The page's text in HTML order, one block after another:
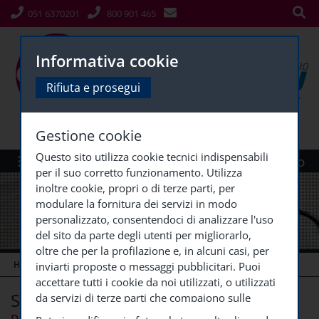
Menù Siti Gruppo
051 6370201 800 901 465
HOME NEWS FORMAZIONE SEGRETERIA DI STUDIO ...
Segreteria di studio medico
Informativa cookie
Rifiuta e prosegui
Gestione cookie
Questo sito utilizza cookie tecnici indispensabili
per il suo corretto funzionamento. Utilizza
inoltre cookie, propri o di terze parti, per
modulare la fornitura dei servizi in modo
personalizzato, consentendoci di analizzare l'uso
del sito da parte degli utenti per migliorarlo,
oltre che per la profilazione e, in alcuni casi, per
inviarti proposte o messaggi pubblicitari. Puoi
accettare tutti i cookie da noi utilizzati, o utilizzati
da servizi di terze parti che compaiono sulle
pagine di questo sito, premendo il pulsante